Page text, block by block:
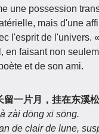
une possession
mais d'une
l'esprit de l'univers.
en faisant non
et de son ami.
一片月，挂在东溪
zài dōng xī sōng.
de clair de lune,